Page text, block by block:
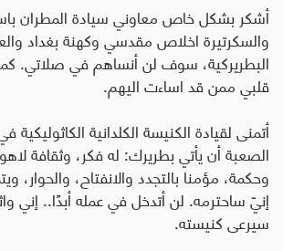
أشكر بشكل خاص معاوني سيادة المطران
والسكرتيرة اخلاص مقدسي وكهنة بغداد
البطريركية، سوف لن أنساهم في صلاتي.
قلبي ممن قد اساءت اليهم.
أتمنى لقيادة الكنيسة الكلدانية الكاثوليكية
الصعبة أن يأتي بطريرك: له فكر، وثقافة
وحكمة، مؤمنا بالتجدد والانفتاح، والحوار،
إنيّ ساحترمه. لن أتدخل في عمله أبدًا.. إني
سيرعى كنيسته.